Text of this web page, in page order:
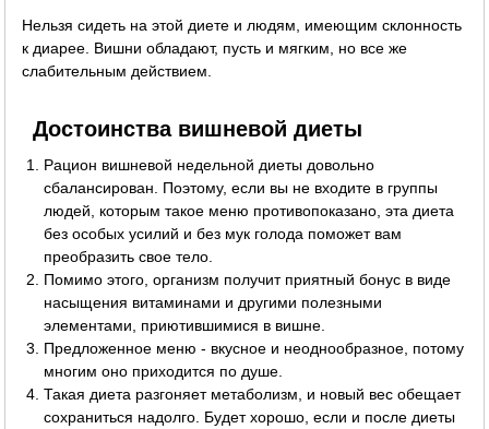
Нельзя сидеть на этой диете и людям, имеющим склонность
к диарее. Вишни обладают, пусть и мягким, но все же
слабительным действием.
Достоинства вишневой диеты
Рацион вишневой недельной диеты довольно
сбалансирован. Поэтому, если вы не входите в группы
людей, которым такое меню противопоказано, эта диета
без особых усилий и без мук голода поможет вам
преобразить свое тело.
Помимо этого, организм получит приятный бонус в виде
насыщения витаминами и другими полезными
элементами, приютившимися в вишне.
Предложенное меню - вкусное и неоднообразное, потому
многим оно приходится по душе.
Такая диета разгоняет метаболизм, и новый вес обещает
сохраниться надолго. Будет хорошо, если и после диеты